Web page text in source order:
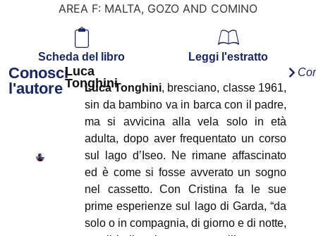
AREA F: MALTA, GOZO AND COMINO
Scheda del libro Leggi l'estratto
Conosci
l'autore
Luca
Tonghini
Luca Tonghini, bresciano, classe 1961,
sin da bambino va in barca con il padre,
ma si avvicina alla vela solo in età
adulta, dopo aver frequentato un corso
sul lago d’Iseo. Ne rimane affascinato
ed è come si fosse avverato un sogno
nel cassetto. Con Cristina fa le sue
prime esperienze sul lago di Garda, “da
solo o in compagnia, di giorno e di notte,